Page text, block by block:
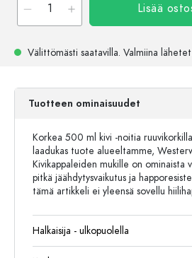
Lisää
Välittömästi saatavilla. Valmiina
Tuotteen ominaisuudet
Korkea 500 ml kivi -noitia
laadukas tuote alueeltamme,
Kivikappaleiden mukille on ominaista
pitkä jäähdytysvaikutus ja
tämä artikkeli ei yleensä sovellu
Halkaisija - ulkopuolella